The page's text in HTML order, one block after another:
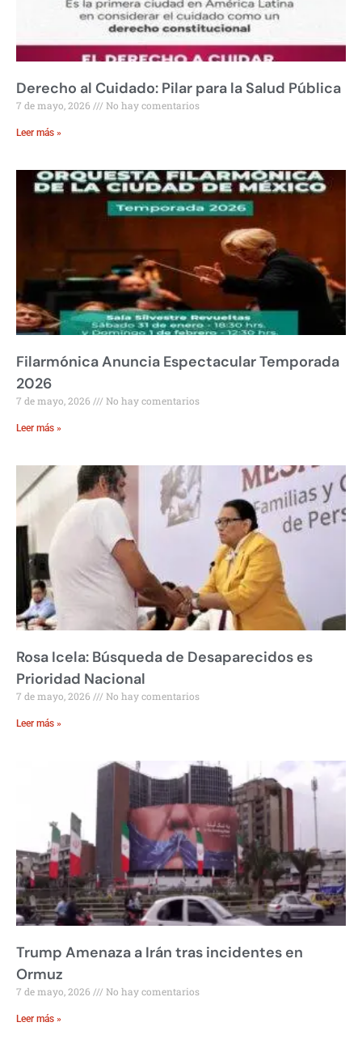
Derecho al Cuidado: Pilar para la Salud Pública
7 de mayo, 2026 No hay comentarios
Leer más »
Filarmónica Anuncia Espectacular Temporada
2026
7 de mayo, 2026 No hay comentarios
Leer más »
Rosa Icela: Búsqueda de Desaparecidos es
Prioridad Nacional
7 de mayo, 2026 No hay comentarios
Leer más »
Trump Amenaza a Irán tras incidentes en
Ormuz
7 de mayo, 2026 No hay comentarios
Leer más »